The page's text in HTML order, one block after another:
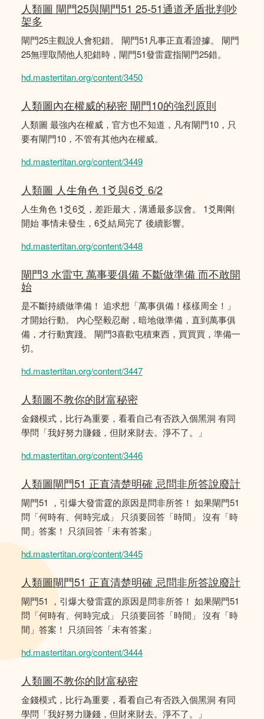
人類圖 閘門25與閘門51 25-51通道矛盾批判吵
架多
閘門25主觀說人會犯錯。 閘門51凡事正直看證據。 閘門
25無理取鬧他人犯錯時，閘門51發雷霆指閘門25錯。
hd.mastertitan.org/content/3450
人類圖內在權威的秘密 閘門10的強烈原則
人類圖 最強內在權威，官方也不知道，凡有閘門10，只
要有閘門10，不管有其他內在權威。
hd.mastertitan.org/content/3449
人類圖 人生角色 1爻與6爻 6/2
人生角色 1爻6爻，差距最大，溝通最多誤會。 1爻剛剛
開始 事情未發生，6爻結局完了 後續影響。
hd.mastertitan.org/content/3448
閘門3 水雷屯 萬事要俱備 不斷做準備 而不敢開
始
是不斷持續做準備！ 追求想「萬事俱備！樣樣周全！」
才開始行動。 內心堅毅忍耐，暗地做準備，直到萬事俱
備，才行動實踐。 閘門3喜歡屯積東西，買買買，準備一
切。
hd.mastertitan.org/content/3447
人類圖不教你的財富秘密
金錢模式，比行為重要，看看自己有否跌入個黑洞 有同
學問「我好努力賺錢，但財來財去。淨不了。」
hd.mastertitan.org/content/3446
人類圖閘門51 正直清楚明確 忌問非所答說廢計
閘門51 ，引爆大發雷霆的原因是問非所答！ 如果閘門51
問「何時有、何時完成」 只須要回答「時間」 沒有「時
間」答案！ 只須回答「未有答案」
hd.mastertitan.org/content/3445
人類圖閘門51 正直清楚明確 忌問非所答說廢計
閘門51 ，引爆大發雷霆的原因是問非所答！ 如果閘門51
問「何時有、何時完成」 只須要回答「時間」 沒有「時
間」答案！ 只須回答「未有答案」
hd.mastertitan.org/content/3444
人類圖不教你的財富秘密
金錢模式，比行為重要，看看自己有否跌入個黑洞 有同
學問「我好努力賺錢，但財來財去。淨不了。」